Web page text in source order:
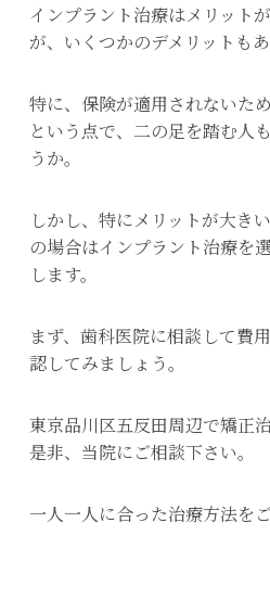
インプラント治療はメリット
が、いくつかのデメリットもあ
特に、保険が適用されないた
という点で、二の足を踏む人
うか。
しかし、特にメリットが大き
の場合はインプラント治療を
します。
まず、歯科医院に相談して費
認してみましょう。
東京品川区五反田周辺で矯正
是非、当院にご相談下さい。
一人一人に合った治療方法を